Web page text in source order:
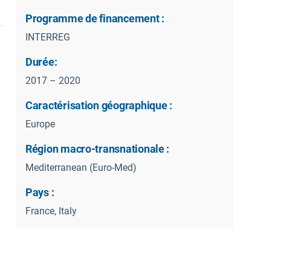
Programme de financement :
INTERREG
Durée:
2017 – 2020
Caractérisation géographique :
Europe
Région macro-transnationale :
Mediterranean (Euro-Med)
Pays :
France, Italy